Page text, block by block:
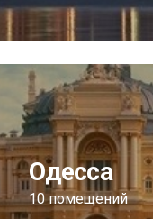
Одесса
10 помещений